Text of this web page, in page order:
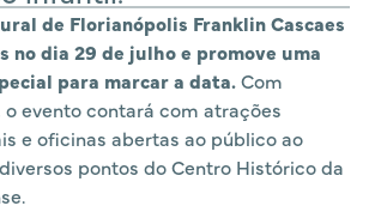
de Florianópolis Franklin Cascaes
no dia 29 de julho e promove uma
para marcar a data.Com
evento contará com atrações
e oficinas abertas ao público ao
pontos do Centro Histórico da